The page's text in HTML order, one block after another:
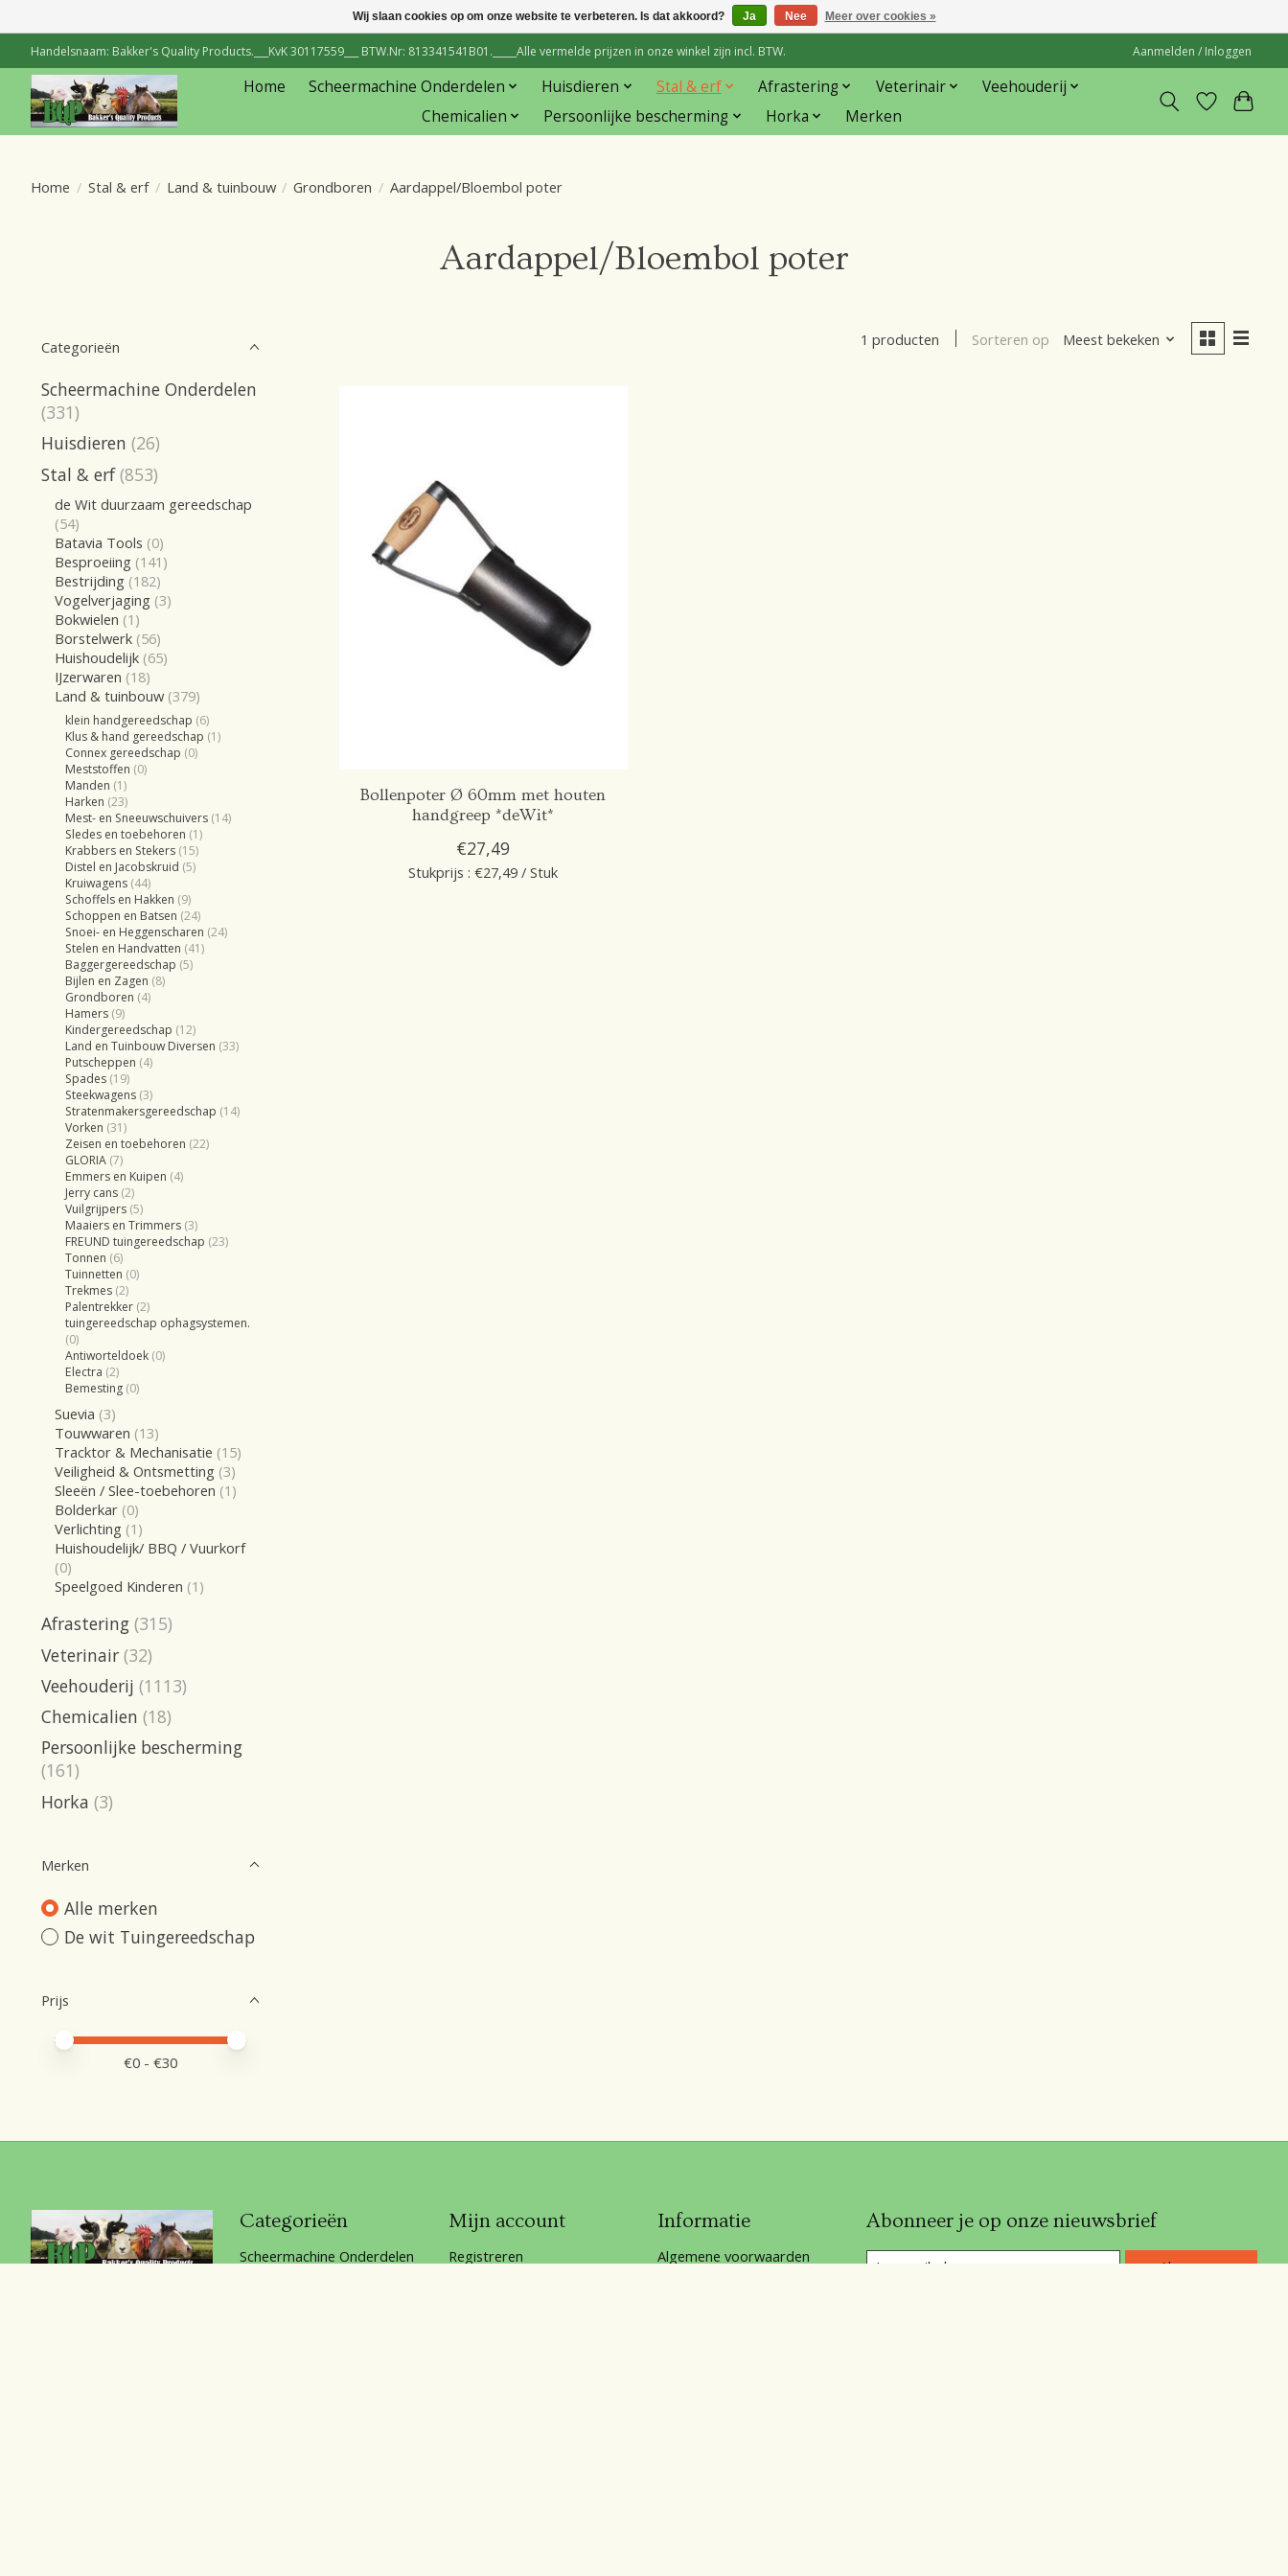
Handelsnaam: Bakker's Quality Products.___KvK 30117559___ BTW.Nr: 813341541B01._____Alle vermelde prijzen in onze winkel zijn incl. BTW. Aanmelden / Inloggen
Home Scheermachine Onderdelen Huisdieren Stal & erf Afrastering Veterinair
Veehouderij
Chemicalien
Persoonlijke bescherming Horka Merken
Home / Stal & erf / Land & tuinbouw / Grondboren / Aardappel/Bloembol poter
Aardappel/Bloembol poter
Categorieën
Scheermachine Onderdelen
(331)
Huisdieren (26)
Stal & erf (853)
de Wit duurzaam gereedschap
(54)
Batavia Tools (0)
Besproeiing (141)
Bestrijding (182)
Vogelverjaging (3)
Bokwielen (1)
Borstelwerk (56)
Huishoudelijk (65)
IJzerwaren (18)
Land & tuinbouw (379)
klein handgereedschap (6)
Klus & hand gereedschap (1)
Connex gereedschap (0)
Meststoffen (0)
Manden (1)
Harken (23)
Mest- en Sneeuwschuivers (14)
Sledes en toebehoren (1)
Krabbers en Stekers (15)
Distel en Jacobskruid (5)
Kruiwagens (44)
Schoffels en Hakken (9)
Schoppen en Batsen (24)
Snoei- en Heggenscharen (24)
Stelen en Handvatten (41)
Baggergereedschap (5)
Bijlen en Zagen (8)
Grondboren (4)
Hamers (9)
Kindergereedschap (12)
Land en Tuinbouw Diversen (33)
Putscheppen (4)
Spades (19)
Steekwagens (3)
Stratenmakersgereedschap (14)
Vorken (31)
Zeisen en toebehoren (22)
GLORIA (7)
Emmers en Kuipen (4)
Jerry cans (2)
Vuilgrijpers (5)
Maaiers en Trimmers (3)
FREUND tuingereedschap (23)
Tonnen (6)
Tuinnetten (0)
Trekmes (2)
Palentrekker (2)
tuingereedschap ophagsystemen.
(0)
Antiworteldoek (0)
Electra (2)
Bemesting (0)
Suevia (3)
Touwwaren (13)
Tracktor & Mechanisatie (15)
Veiligheid & Ontsmetting (3)
Sleeën / Slee-toebehoren (1)
Bolderkar (0)
Verlichting (1)
Huishoudelijk/ BBQ / Vuurkorf
(0)
Speelgoed Kinderen (1)
Afrastering (315)
Veterinair (32)
Veehouderij (1113)
Chemicalien (18)
Persoonlijke bescherming
(161)
Horka (3)
Merken
Alle merken
De wit Tuingereedschap
Prijs
Minimale prijswaarde
Price maximum value
€0 - €30
1 producten Sorteren op Meest bekeken
Bollenpoter Ø 60mm met houten
handgreep *deWit*
€27,49
Stukprijs : €27,49 / Stuk
Categorieën
Scheermachine Onderdelen
Mijn account
Registreren
Informatie
Algemene voorwaarden
Abonneer je op onze nieuwsbrief
Abonneer
Wij slaan cookies op om onze website te verbeteren. Is dat akkoord? Ja Nee Meer over cookies »